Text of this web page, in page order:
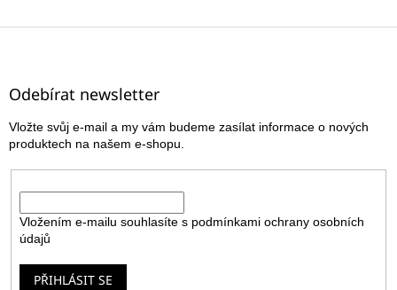
Z
Odebírat newsletter
Vložte svůj e-mail a my vám budeme zasílat informace o nových
produktech na našem e-shopu.
Vložením e-mailu souhlasíte s podmínkami ochrany osobních
údajů
PŘIHLÁSIT SE